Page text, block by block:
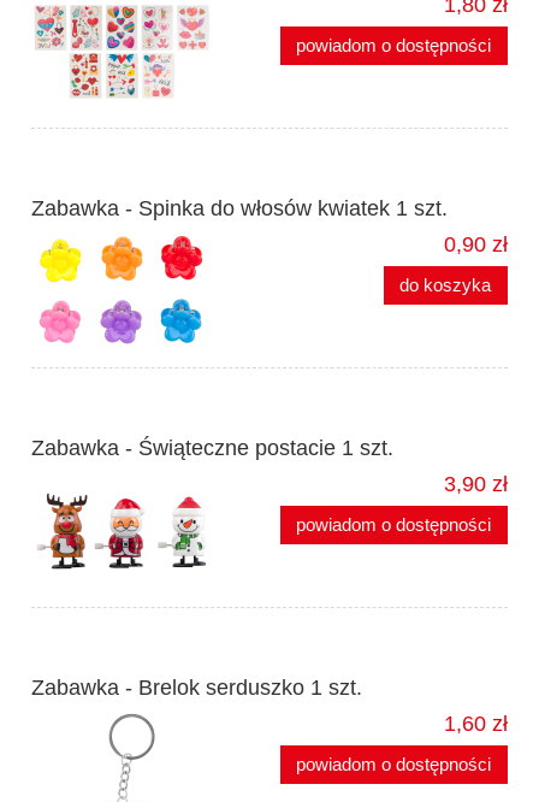
1,80 zł
powiadom o dostępności
Zabawka - Spinka do włosów kwiatek 1 szt.
0,90 zł
do koszyka
Zabawka - Świąteczne postacie 1 szt.
3,90 zł
powiadom o dostępności
Zabawka - Brelok serduszko 1 szt.
1,60 zł
powiadom o dostępności